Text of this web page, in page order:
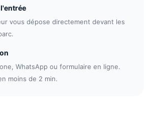
vous dépose directement devant les
WhatsApp ou formulaire en ligne.
moins de 2 min.